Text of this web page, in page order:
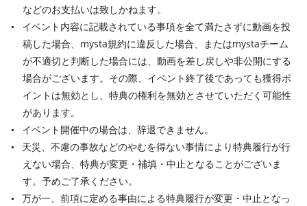
などのお支払いは致しかねます。
イベント内容に記載されている事項を全て満たさずに動画を投
稿した場合、mysta規約に違反した場合、またはmystaチーム
が不適切と判断した場合には、動画を差し戻しや非公開にする
場合がございます。その際、イベント終了後であっても獲得ポ
イントは無効とし、特典の権利を無効とさせていただく可能性
があります。
イベント開催中の場合は、辞退できません。
天災、不慮の事故などのやむを得ない事情により特典履行が行
えない場合、特典が変更・補填・中止となることがございま
す。予めご了承ください。
万が一、前項に定める事由による特典履行が変更・中止となっ